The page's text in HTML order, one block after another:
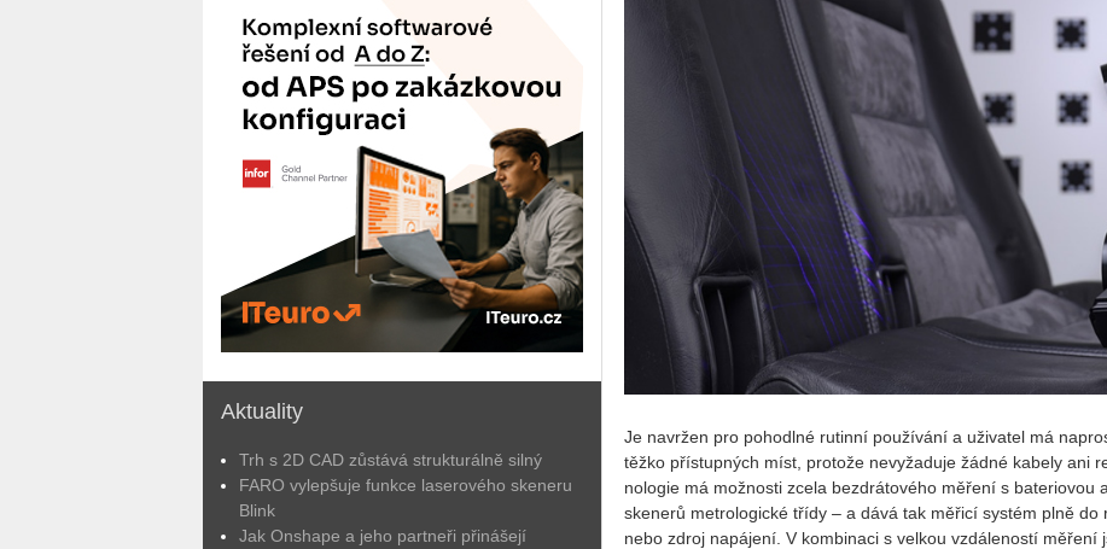
Aktuality
Trh s 2D CAD zůstává strukturálně silný
FARO vylepšuje funkce laserového skeneru
Blink
Jak Onshape a jeho partneři přinášejí
Je na­vr­žen pro po­ho­dl­né ru­tin­ní po­u­ží­vá­ní a uži­va­tel má
těžko pří­stup­ných míst, pro­to­že ne­vy­ža­du­je žádné ka­be­ly ani
no­lo­gie má mož­nos­ti zcela bez­drá­to­vé­ho mě­ře­ní s ba­te­ri­o­vou
ske­ne­rů me­t­ro­lo­gic­ké třídy – a dává tak mě­ři­cí sys­tém plně
nebo zdroj na­pá­je­ní. V kom­bi­na­ci s vel­kou vzdá­le­nos­tí